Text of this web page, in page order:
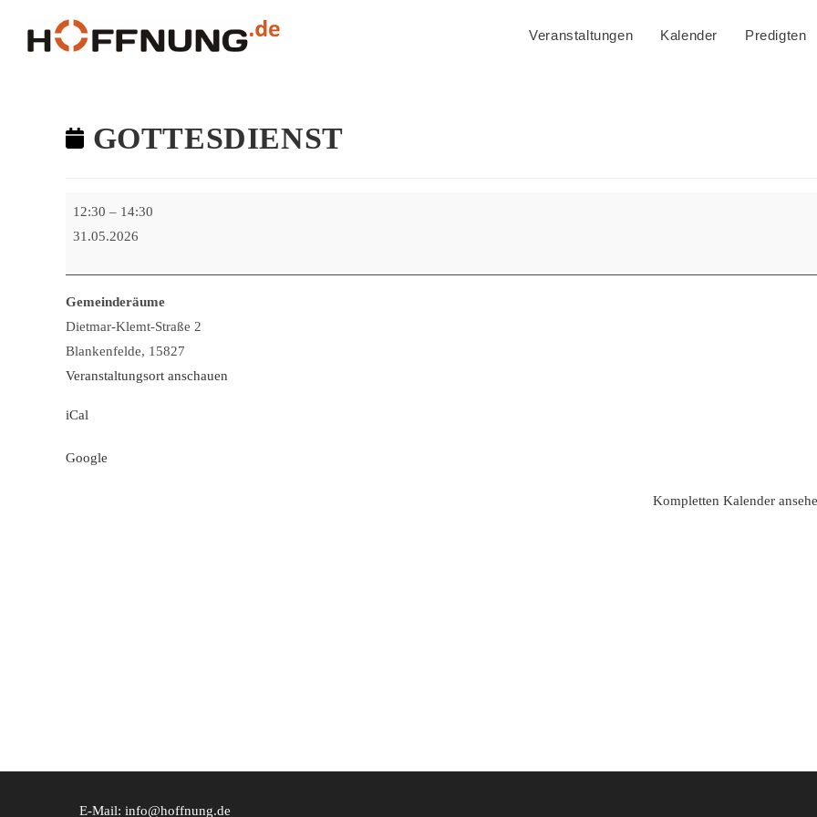
Veranstaltungen Kalender Predigten
GOTTESDIENST
12:30 – 14:30
31.05.2026
Gemeinderäume
Dietmar-Klemt-Straße 2
Blankenfelde, 15827
Veranstaltungsort anschauen
iCal
Google
Kompletten Kalender
E-Mail: info@hoffnung.de